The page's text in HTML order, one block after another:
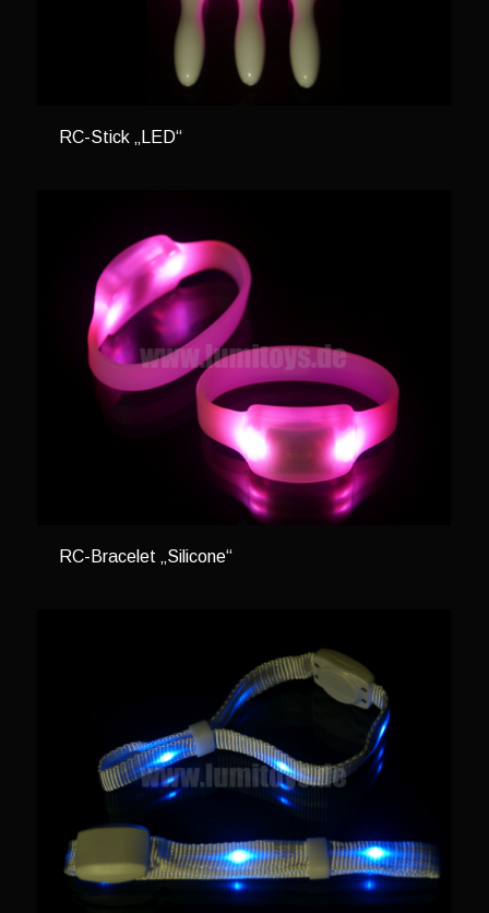
RC-Stick „LED“
RC-Bracelet „Silicone“